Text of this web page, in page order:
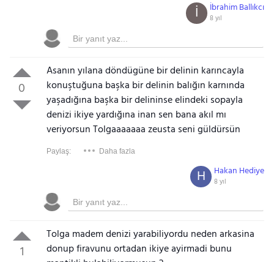
İbrahim Ballıkcı
8 yıl
İ
0
Asanın yılana döndügüne bir delinin karıncayla
konuştuğuna başka bir delinin balığın karnında
yaşadığına başka bir delininse elindeki sopayla
denizi ikiye yardığına inan sen bana akıl mı
veriyorsun Tolgaaaaaaa zeusta seni güldürsün
Paylaş: Daha fazla
Hakan Hediye
8 yıl
H
1
Tolga madem denizi yarabiliyordu neden arkasina
donup firavunu ortadan ikiye ayirmadi bunu